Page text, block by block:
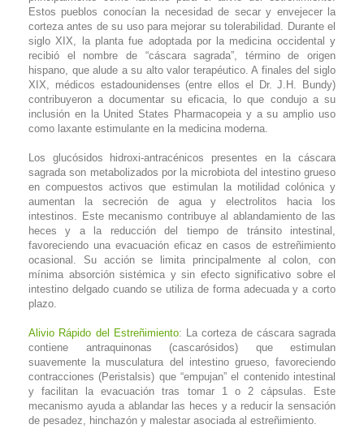
Estos pueblos conocían la necesidad de secar y envejecer la
corteza antes de su uso para mejorar su tolerabilidad. Durante el
siglo XIX, la planta fue adoptada por la medicina occidental y
recibió el nombre de “cáscara sagrada”, término de origen
hispano, que alude a su alto valor terapéutico. A finales del siglo
XIX, médicos estadounidenses (entre ellos el Dr. J.H. Bundy)
contribuyeron a documentar su eficacia, lo que condujo a su
inclusión en la United States Pharmacopeia y a su amplio uso
como laxante estimulante en la medicina moderna.
Los glucósidos hidroxi-antracénicos presentes en la cáscara
sagrada son metabolizados por la microbiota del intestino grueso
en compuestos activos que estimulan la motilidad colónica y
aumentan la secreción de agua y electrolitos hacia los
intestinos. Este mecanismo contribuye al ablandamiento de las
heces y a la reducción del tiempo de tránsito intestinal,
favoreciendo una evacuación eficaz en casos de estreñimiento
ocasional. Su acción se limita principalmente al colon, con
mínima absorción sistémica y sin efecto significativo sobre el
intestino delgado cuando se utiliza de forma adecuada y a corto
plazo.
Alivio Rápido del Estreñimiento: La corteza de cáscara sagrada
contiene antraquinonas (cascarósidos) que estimulan
suavemente la musculatura del intestino grueso, favoreciendo
contracciones (Peristalsis) que “empujan” el contenido intestinal
y facilitan la evacuación tras tomar 1 o 2 cápsulas. Este
mecanismo ayuda a ablandar las heces y a reducir la sensación
de pesadez, hinchazón y malestar asociada al estreñimiento.